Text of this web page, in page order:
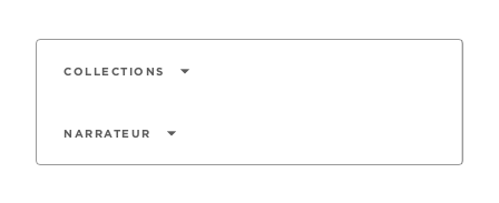
COLLECTIONS arrow_drop_down
NARRATEUR arrow_drop_down